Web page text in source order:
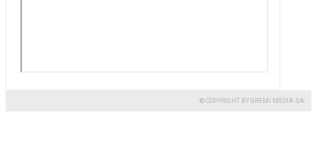
© COPYRIGHT BY GREMI MEDIA SA